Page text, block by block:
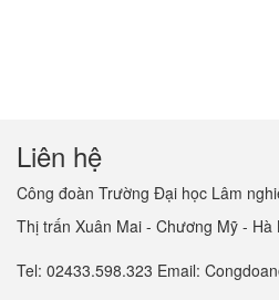
Liên hệ
Công đoàn Trường Đại học Lâm
Thị trấn Xuân Mai - Chương Mỹ - Hà
Tel: 02433.598.323 Email: